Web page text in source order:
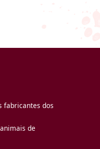
fabricantes dos
de